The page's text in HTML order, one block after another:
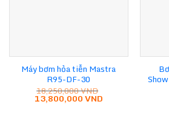
Máy bơm hỏa tiễn Mastra
R95-DF-30
18,250,000VND
Giá
gốc
13,800,000VNDGiá
hiện